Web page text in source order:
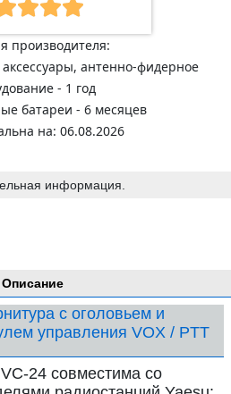
Описание
с оголовьем и
управления VOX / PTT
24 совместима со
производителя:
антенно-фидерное
- 1 год
батареи - 6 месяцев
на: 06.08.2026
информация.